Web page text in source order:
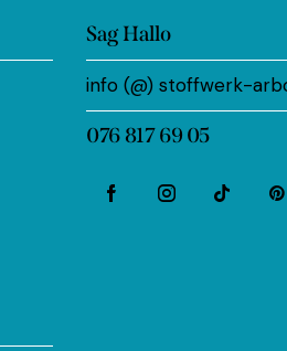
Sag Hallo
info (@) stoffwerk-
076 817 69 05